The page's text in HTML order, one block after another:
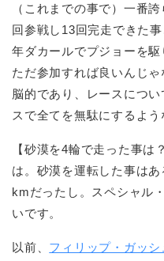
（これまでの事で）一番
回参戦し13回完走できた
年ダカールでプジョーを駆
ただ参加すれば良いんじ
脳的であり、レースにつ
スで全てを無駄にするよ
【砂漠を4輪で走った事
は。砂漠を運転した事は
kmだったし。スペシャル
いです。
以前、 フィリップ・ガッシ